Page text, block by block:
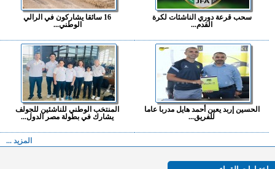
سحب قرعة دوري الناشئات لكرة
القدم...
16 سائقا يشاركون في الرالي
الوطني...
الحسين إربد يعين أحمد هايل مدربا عاما
للفريق...
المنتخب الوطني للناشئين للجولف
يشارك في بطولة مصر الدول...
المزيد ...